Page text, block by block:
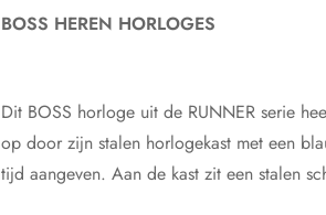
BOSS HEREN HORLOGES
Dit BOSS horloge uit de RUNNER serie
op door zijn stalen horlogekast met een
tijd aangeven. Aan de kast zit een stalen